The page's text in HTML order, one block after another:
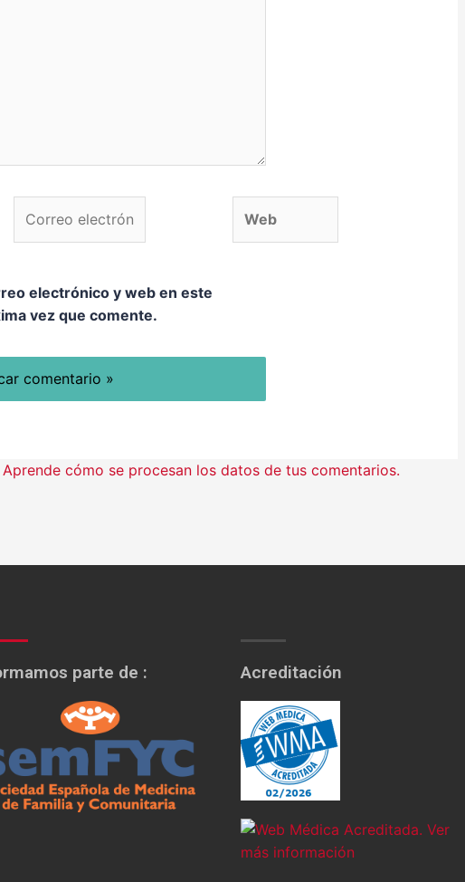
electrónico y web en este
vez que comente.
Aprende cómo se procesan los datos de tus comentarios.
parte de : Acreditación